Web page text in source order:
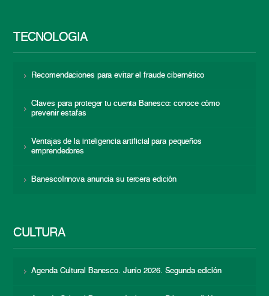
TECNOLOGÍA
Recomendaciones para evitar el fraude cibernético
Claves para proteger tu cuenta Banesco: conoce cómo
prevenir estafas
Ventajas de la inteligencia artificial para pequeños
emprendedores
BanescoInnova anuncia su tercera edición
CULTURA
Agenda Cultural Banesco. Junio 2026. Segunda edición